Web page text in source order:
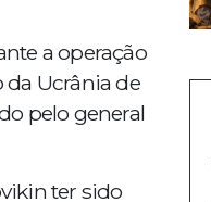
a operação
da Ucrânia de
pelo general
ter sido